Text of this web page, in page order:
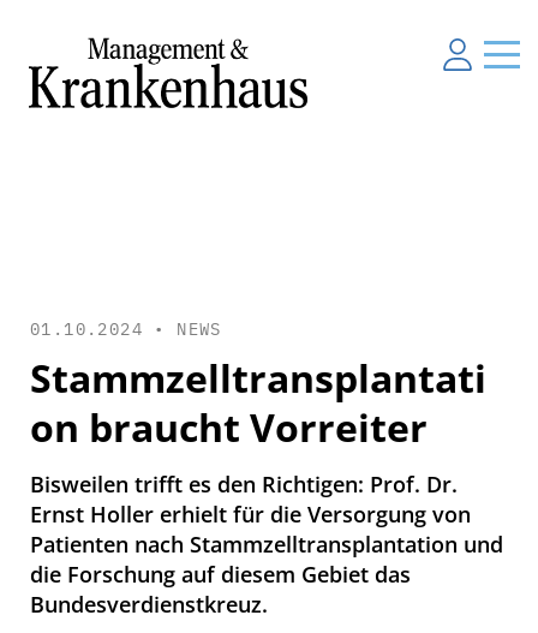
01.10.2024 • NEWS
Stammzelltransplantati
on braucht Vorreiter
Bisweilen trifft es den Richtigen: Prof. Dr.
Ernst Holler erhielt für die Versorgung von
Patienten nach Stammzelltransplantation und
die Forschung auf diesem Gebiet das
Bundesverdienstkreuz.